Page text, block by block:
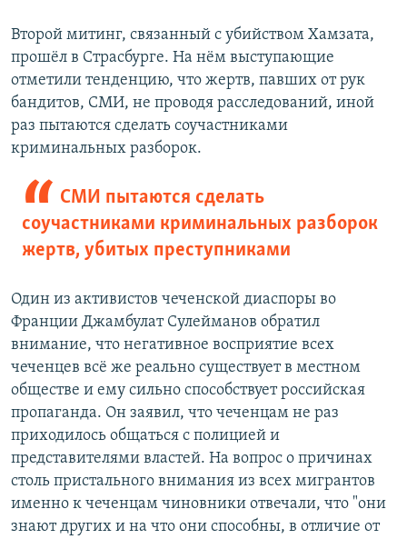
Второй митинг, связанный с убийством Хамзата,
прошёл в Страсбурге. На нём выступающие
отметили тенденцию, что жертв, павших от рук
бандитов, СМИ, не проводя расследований, иной
раз пытаются сделать соучастниками
криминальных разборок.
СМИ пытаются сделать
соучастниками криминальных разборок
жертв, убитых преступниками
Один из активистов чеченской диаспоры во
Франции Джамбулат Сулейманов обратил
внимание, что негативное восприятие всех
чеченцев всё же реально существует в местном
обществе и ему сильно способствует российская
пропаганда. Он заявил, что чеченцам не раз
приходилось общаться с полицией и
представителями властей. На вопрос о причинах
столь пристального внимания из всех мигрантов
именно к чеченцам чиновники отвечали, что "они
знают других и на что они способны, в отличие от